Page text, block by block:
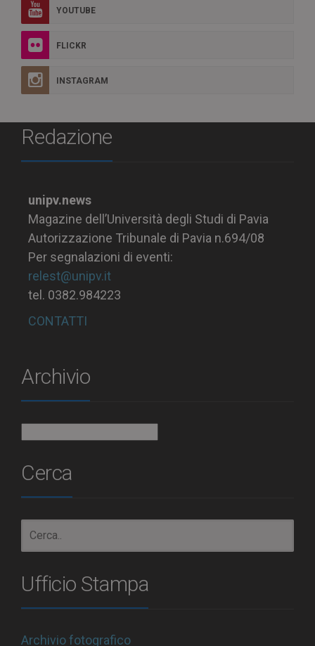
YOUTUBE
FLICKR
INSTAGRAM
Redazione
unipv.news
Magazine dell’Università degli Studi di Pavia
Autorizzazione Tribunale di Pavia n.694/08
Per segnalazioni di eventi:
relest@unipv.it
tel. 0382.984223
CONTATTI
Archivio
Cerca
Ufficio Stampa
Archivio fotografico